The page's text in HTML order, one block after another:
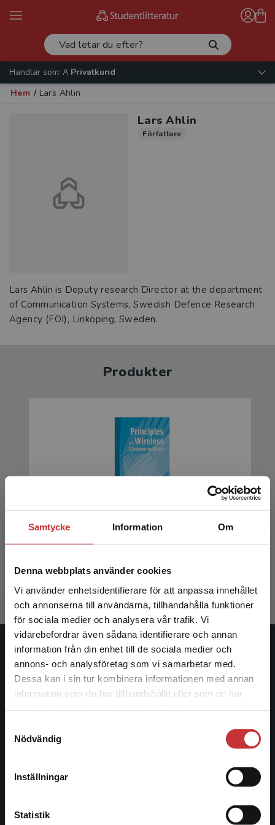
Samtycke Information Om
Denna webbplats använder cookies
Vi använder enhetsidentifierare för att anpassa innehållet
och annonserna till användarna, tillhandahålla funktioner
för sociala medier och analysera vår trafik. Vi
vidarebefordrar även sådana identifierare och annan
information från din enhet till de sociala medier och
annons- och analysföretag som vi samarbetar med.
Dessa kan i sin tur kombinera informationen med annan
information som du har tillhandahållit eller som de har
Nödvändig
Inställningar
Statistik
Begränsad fraktregion
Det verkar som att du besöker
studentlitteratur.se via en enhet utanför Sverige.
Vi erbjuder inte leveranser utanför Sverige. För
att kunna slutföra ett köp måste
Handlar som:
Privatkund
Hem / Lars Ahlin
Lars Ahlin
Författare
Lars Ahlin is Deputy research Director at the department
of Communication Systems, Swedish Defence Research
Agency (FOI), Linköping, Sweden.
Produkter
Principles of Wireless Communications
586 krinkl. moms
Studentlitteratur
Studentlitteratur grundades 1963 och är idag Sveriges
ledande utbildningsförlag. Med läromedel, kurslitteratur,
facklitteratur, utbildningar och digitala
informationstjänster i utbudet, finns Studentlitteratur med
längs hela kunskapsresan.
Kontakta oss